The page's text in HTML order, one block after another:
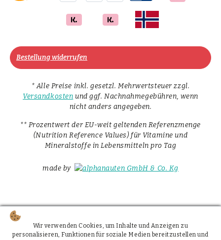
Bestellung widerrufen
* Alle Preise inkl. gesetzl. Mehrwertsteuer zzgl.
Versandkosten und ggf. Nachnahmegebühren, wenn
nicht anders angegeben.
** Prozentwert der EU-weit geltenden Referenzmenge
(Nutrition Reference Values) für Vitamine und
Mineralstoffe in Lebensmitteln pro Tag
made by
Wir verwenden Cookies, um Inhalte und Anzeigen zu
personalisieren, Funktionen für soziale Medien bereitzustellen und